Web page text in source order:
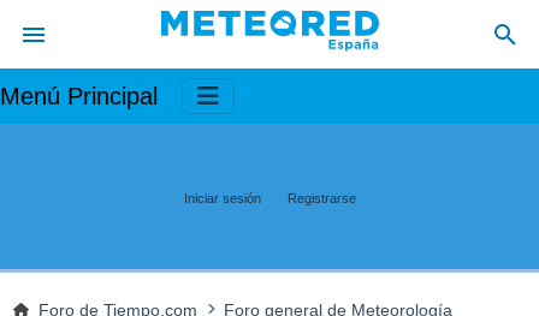
Menú Principal
Iniciar sesión Registrarse
Foro de Tiempo.com
Foro general de Meteorología